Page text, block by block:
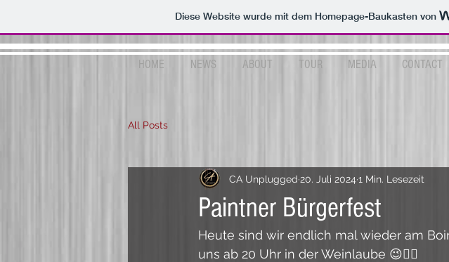
Diese Website wurde mit dem Homepage-Baukasten von
HOME NEWS ABOUT TOUR MEDIA CONTACT
All Posts
Paintner Bürgerfest
CA Unplugged 20. Juli 2024 1 Min. Lesezeit
Heute sind wir endlich mal wieder am
uns ab 20 Uhr in der Weinlaube 😉🙋‍♂️